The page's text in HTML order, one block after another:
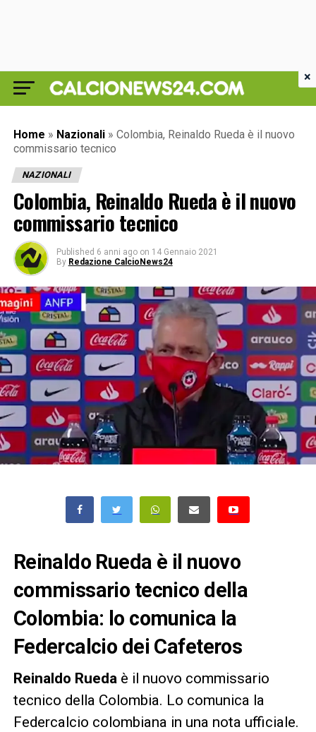
Home » Nazionali » Colombia, Reinaldo Rueda è il nuovo
commissario tecnico
NAZIONALI
Colombia, Reinaldo Rueda è il nuovo
commissario tecnico
Published 6 anni ago on 14 Gennaio 2021
By Redazione CalcioNews24
Reinaldo Rueda è il nuovo
commissario tecnico della
Colombia: lo comunica la
Federcalcio dei Cafeteros
Reinaldo Rueda è il nuovo commissario
tecnico della Colombia. Lo comunica la
Federcalcio colombiana in una nota ufficiale.
×